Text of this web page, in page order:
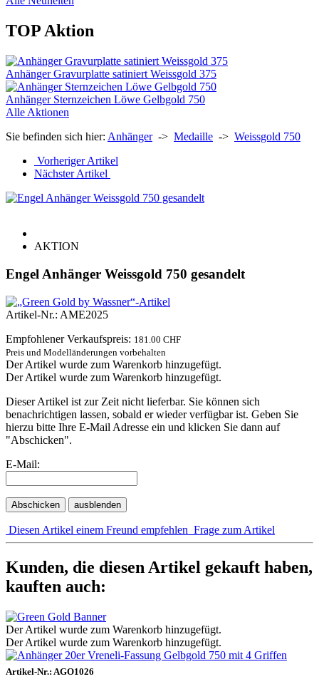
TOP Aktion
Anhänger Gravurplatte satiniert Weissgold 375
Anhänger Sternzeichen Löwe Gelbgold 750
Alle Aktionen
Sie befinden sich hier: Anhänger-> Medaille -> Weissgold 750
Vorheriger Artikel
Nächster Artikel
AKTION
Engel Anhänger Weissgold 750 gesandelt
Artikel-Nr.: AME2025
Empfohlener Verkaufspreis: 181.00 CHF
Preis und Modelländerungen vorbehalten
Der Artikel wurde zum Warenkorb hinzugefügt.
Der Artikel wurde zum Warenkorb hinzugefügt.
Dieser Artikel ist zur Zeit nicht lieferbar. Sie können sich
benachrichtigen lassen, sobald er wieder verfügbar ist. Geben Sie
hierzu bitte Ihre E-Mail Adresse ein und klicken Sie dann auf
"Abschicken".
E-Mail:
Abschicken ausblenden
Diesen Artikel einem Freund empfehlen Frage zum Artikel
Kunden, die diesen Artikel gekauft haben,
kauften auch:
Der Artikel wurde zum Warenkorb hinzugefügt.
Der Artikel wurde zum Warenkorb hinzugefügt.
Artikel-Nr.: AGO1026